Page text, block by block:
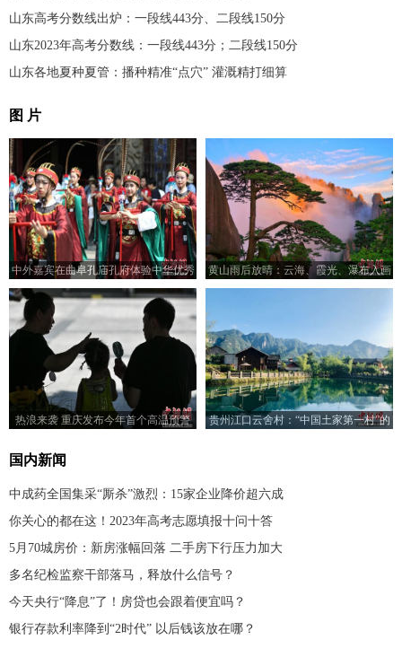
山东高考分数线出炉：一段线443分、二段线150分
山东2023年高考分数线：一段线443分；二段线150分
山东各地夏种夏管：播种精准“点穴” 灌溉精打细算
图 片
中外嘉宾在曲阜孔庙孔府体验中华优秀
传统文化
黄山雨后放晴：云海、霞光、瀑布入画
来
热浪来袭 重庆发布今年首个高温预警
贵州江口云舍村：“中国土家第一村”的
国内新闻
中成药全国集采“厮杀”激烈：15家企业降价超六成
你关心的都在这！2023年高考志愿填报十问十答
5月70城房价：新房涨幅回落 二手房下行压力加大
多名纪检监察干部落马，释放什么信号？
今天央行“降息”了！房贷也会跟着便宜吗？
银行存款利率降到“2时代” 以后钱该放在哪？